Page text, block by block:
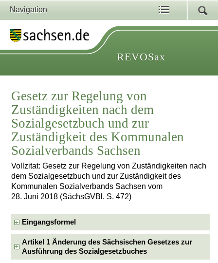
Navigation
REVOSax
Gesetz zur Regelung von
Zuständigkeiten nach dem
Sozialgesetzbuch und zur
Zuständigkeit des Kommunalen
Sozialverbands Sachsen
Vollzitat: Gesetz zur Regelung von Zuständigkeiten nach
dem Sozialgesetzbuch und zur Zuständigkeit des
Kommunalen Sozialverbands Sachsen vom
28. Juni 2018 (SächsGVBl. S. 472)
Eingangsformel
Artikel 1 Änderung des Sächsischen Gesetzes zur
Ausführung des Sozialgesetzbuches